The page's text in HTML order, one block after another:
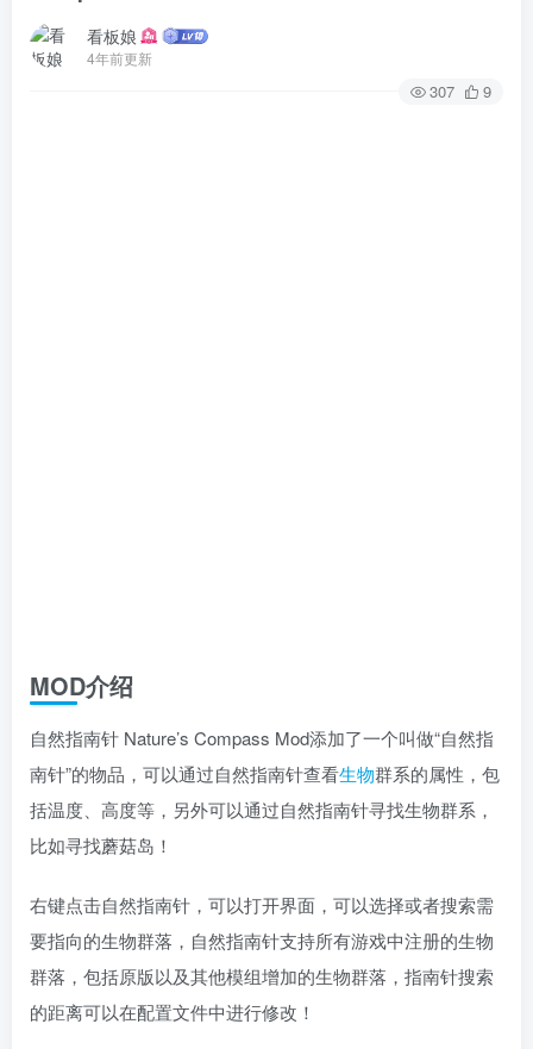
看板娘
4年前更新
307 9
MOD介绍
自然指南针 Nature’s Compass Mod添加了一个叫做“自然指
南针”的物品，可以通过自然指南针查看生物群系的属性，包
括温度、高度等，另外可以通过自然指南针寻找生物群系，
比如寻找蘑菇岛！
右键点击自然指南针，可以打开界面，可以选择或者搜索需
要指向的生物群落，自然指南针支持所有游戏中注册的生物
群落，包括原版以及其他模组增加的生物群落，指南针搜索
的距离可以在配置文件中进行修改！